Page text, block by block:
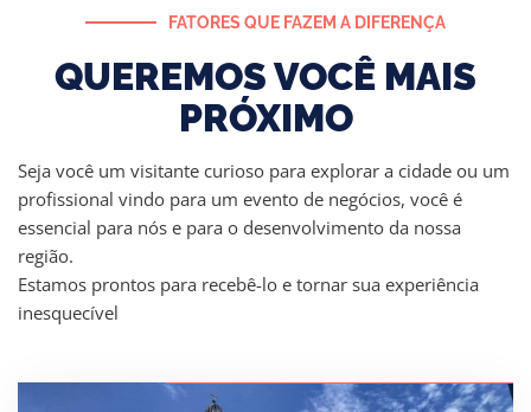
FATORES QUE FAZEM A DIFERENÇA
QUEREMOS VOCÊ MAIS
PRÓXIMO
Seja você um visitante curioso para explorar a cidade ou um
profissional vindo para um evento de negócios, você é
essencial para nós e para o desenvolvimento da nossa
região.
Estamos prontos para recebê-lo e tornar sua experiência
inesquecível